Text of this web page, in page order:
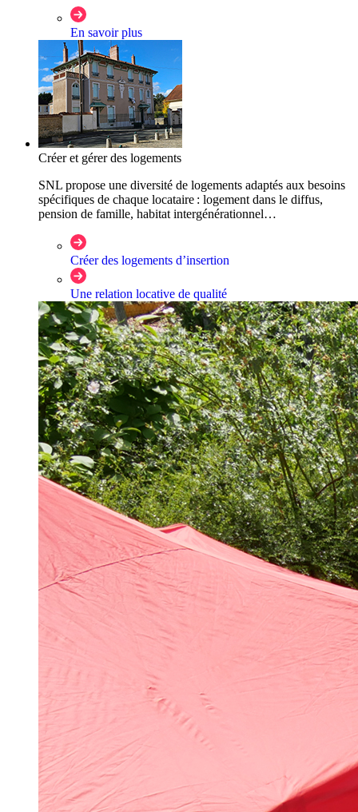
En savoir plus
Créer et gérer des logements
SNL propose une diversité de logements adaptés aux besoins
spécifiques de chaque locataire : logement dans le diffus,
pension de famille, habitat intergénérationnel…
Créer des logements d’insertion
Une relation locative de qualité